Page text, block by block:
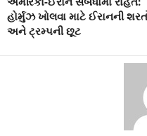
હોર્મુઝ ખોલવા માટે ઈરાનની
અને ટ્રમ્પની છૂટ